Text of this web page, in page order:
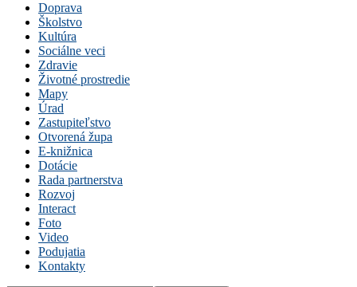
Doprava
Školstvo
Kultúra
Sociálne veci
Zdravie
Životné prostredie
Mapy
Úrad
Zastupiteľstvo
Otvorená župa
E-knižnica
Dotácie
Rada partnerstva
Rozvoj
Interact
Foto
Video
Podujatia
Kontakty